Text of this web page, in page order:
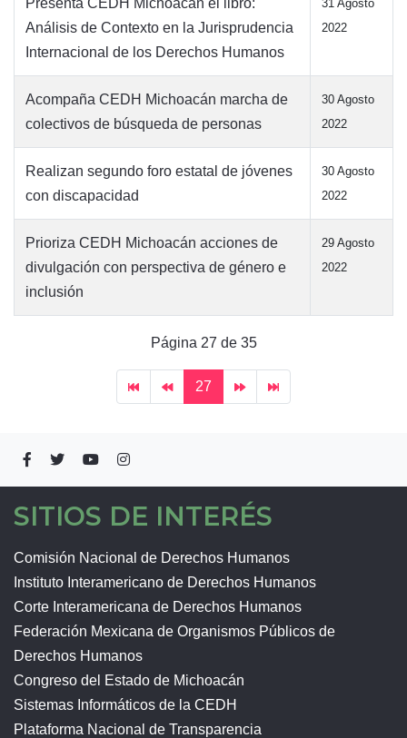
Presenta CEDH Michoacán el libro:
Análisis de Contexto en la Jurisprudencia
Internacional de los Derechos Humanos
31 Agosto
2022
Acompaña CEDH Michoacán marcha de
colectivos de búsqueda de personas
30 Agosto
2022
Realizan segundo foro estatal de jóvenes
con discapacidad
30 Agosto
2022
Prioriza CEDH Michoacán acciones de
divulgación con perspectiva de género e
inclusión
29 Agosto
2022
Página 27 de 35
27
SITIOS DE INTERÉS
Comisión Nacional de Derechos Humanos
Instituto Interamericano de Derechos Humanos
Corte Interamericana de Derechos Humanos
Federación Mexicana de Organismos Públicos de
Derechos Humanos
Congreso del Estado de Michoacán
Sistemas Informáticos de la CEDH
Plataforma Nacional de Transparencia